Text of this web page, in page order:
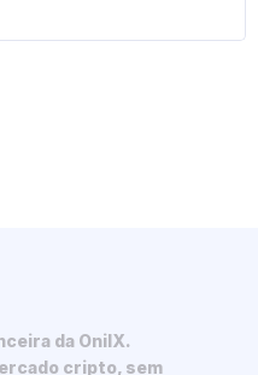
da OnilX.
cripto, sem